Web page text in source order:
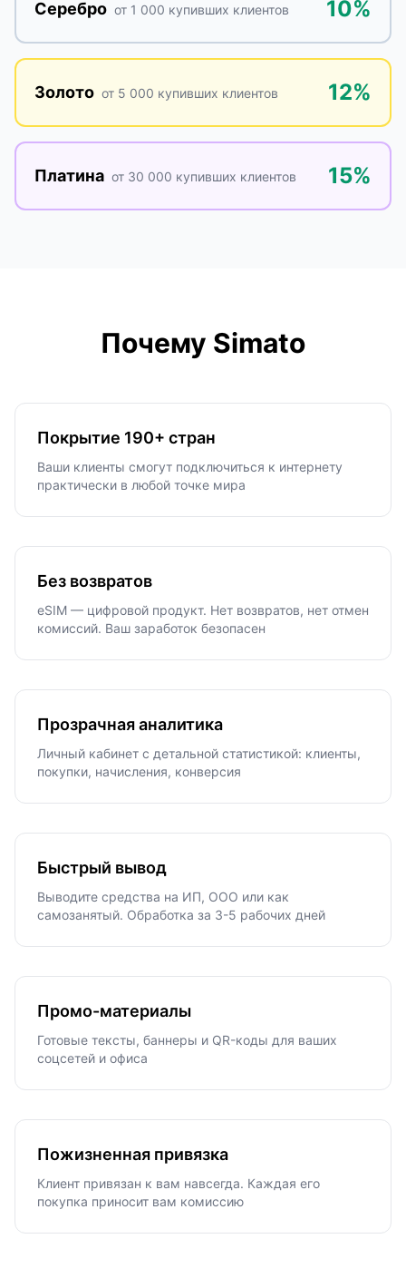
Серебро от 1 000 купивших клиентов 10%
Золото от 5 000 купивших клиентов 12%
Платина от 30 000 купивших клиентов 15%
Почему Simato
Покрытие 190+ стран
Ваши клиенты смогут подключиться к интернету
практически в любой точке мира
Без возвратов
eSIM — цифровой продукт. Нет возвратов, нет отмен
комиссий. Ваш заработок безопасен
Прозрачная аналитика
Личный кабинет с детальной статистикой: клиенты,
покупки, начисления, конверсия
Быстрый вывод
Выводите средства на ИП, ООО или как
самозанятый. Обработка за 3-5 рабочих дней
Промо-материалы
Готовые тексты, баннеры и QR-коды для ваших
соцсетей и офиса
Пожизненная привязка
Клиент привязан к вам навсегда. Каждая его
покупка приносит вам комиссию